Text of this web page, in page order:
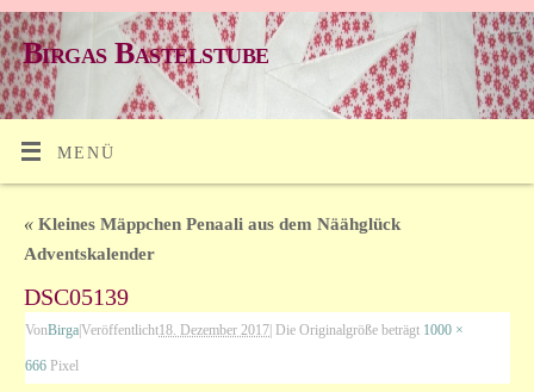
Birgas Bastelstube
MENÜ
« Kleines Mäppchen Penaali aus dem Näähglück
Adventskalender
DSC05139
VonBirga|Veröffentlicht18. Dezember 2017 Die Originalgröße beträgt 1000 ×
666 Pixel